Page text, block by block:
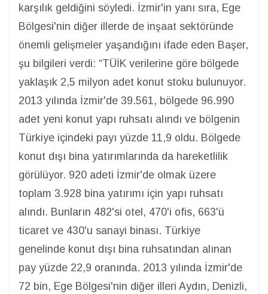
karşılık geldiğini söyledi. İzmir'in yanı sıra, Ege
Bölgesi'nin diğer illerde de inşaat sektöründe
önemli gelişmeler yaşandığını ifade eden Başer,
şu bilgileri verdi: “TÜİK verilerine göre bölgede
yaklaşık 2,5 milyon adet konut stoku bulunuyor.
2013 yılında İzmir'de 39.561, bölgede 96.990
adet yeni konut yapı ruhsatı alındı ve bölgenin
Türkiye içindeki payı yüzde 11,9 oldu. Bölgede
konut dışı bina yatırımlarında da hareketlilik
görülüyor. 920 adeti İzmir'de olmak üzere
toplam 3.928 bina yatırımı için yapı ruhsatı
alındı. Bunların 482'si otel, 470'i ofis, 663'ü
ticaret ve 430'u sanayi binası. Türkiye
genelinde konut dışı bina ruhsatından alınan
pay yüzde 22,9 oranında. 2013 yılında İzmir'de
72 bin, Ege Bölgesi'nin diğer illeri Aydın, Denizli,